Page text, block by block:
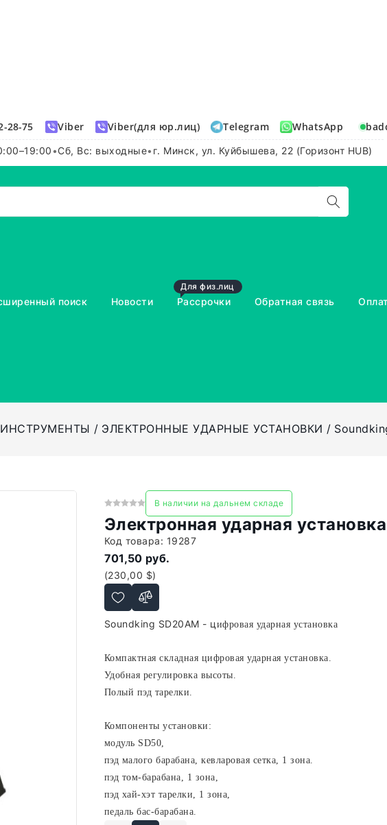
28-75 Viber Viber(для юр.лиц) Telegram WhatsApp
•Сб, Вс: выходные• г. Минск, ул. Куйбышева, 22 (Горизонт HUB)
поиск Новости
Для физ.лиц
Рассрочки Обратная связь
ЭЛЕКТРОННЫЕ УДАРНЫЕ УСТАНОВКИ
В наличии на дальнем складе
Электронная ударная
Код товара: 19287
701,50 руб.
(230,00 $)
Soundking SD20AM - цифровая ударная установка
Компактная складная цифровая ударная установка.
Удобная регулировка высоты.
Полый пэд тарелки.
Компоненты установки:
модуль SD50,
пэд малого барабана, кевларовая сетка, 1 зона.
пэд том-барабана, 1 зона,
пэд хай-хэт тарелки, 1 зона,
педаль бас-барабана.